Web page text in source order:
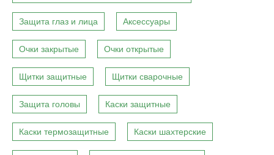
Защита глаз и лица Аксессуары
Очки закрытые Очки открытые
Щитки защитные Щитки сварочные
Защита головы Каски защитные
Каски термозащитные Каски шахтерские